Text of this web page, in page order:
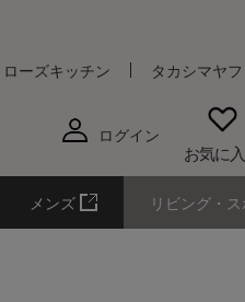
ローズキッチン タカシマヤ
ログイン
お気に
メンズ リビング・